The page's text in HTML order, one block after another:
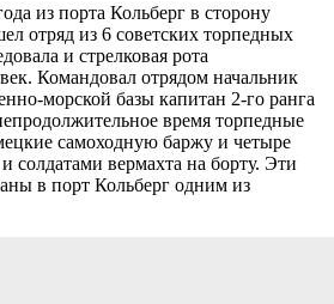
из порта Кольберг в сторону
отряд из 6 советских торпедных
и стрелковая рота
Командовал отрядом начальник
морской базы капитан 2-го ранга
время торпедные
самоходную баржу и четыре
солдатами вермахта на борту. Эти
в порт Кольберг одним из